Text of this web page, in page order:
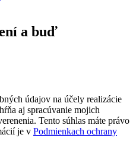
a buď
údajov na účely realizácie
aj spracúvanie mojich
Tento súhlas máte právo
je v Podmienkach ochrany